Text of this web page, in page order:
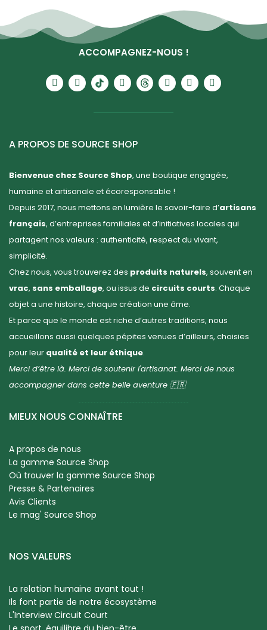
ACCOMPAGNEZ-NOUS !
A PROPOS DE SOURCE SHOP
Bienvenue chez Source Shop, une boutique engagée,
humaine et artisanale et écoresponsable !
Depuis 2017, nous mettons en lumière le savoir-faire d’artisans
français, d’entreprises familiales et d’initiatives locales qui
partagent nos valeurs : authenticité, respect du vivant,
simplicité.
Chez nous, vous trouverez des produits naturels, souvent en
vrac, sans emballage, ou issus de circuits courts. Chaque
objet a une histoire, chaque création une âme.
Et parce que le monde est riche d’autres traditions, nous
accueillons aussi quelques pépites venues d’ailleurs, choisies
pour leur qualité et leur éthique.
Merci d’être là. Merci de soutenir l'artisanat. Merci de nous
accompagner dans cette belle aventure 🇫🇷
MIEUX NOUS CONNAÎTRE
A propos de nous
La gamme Source Shop
Où trouver la gamme Source Shop
Presse & Partenaires
Avis Clients
Le mag' Source Shop
NOS VALEURS
La relation humaine avant tout !
Ils font partie de notre écosystème
L'Interview Circuit Court